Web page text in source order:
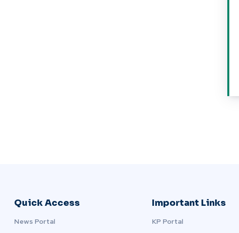
Quick Access
News Portal
Important Links
KP Portal